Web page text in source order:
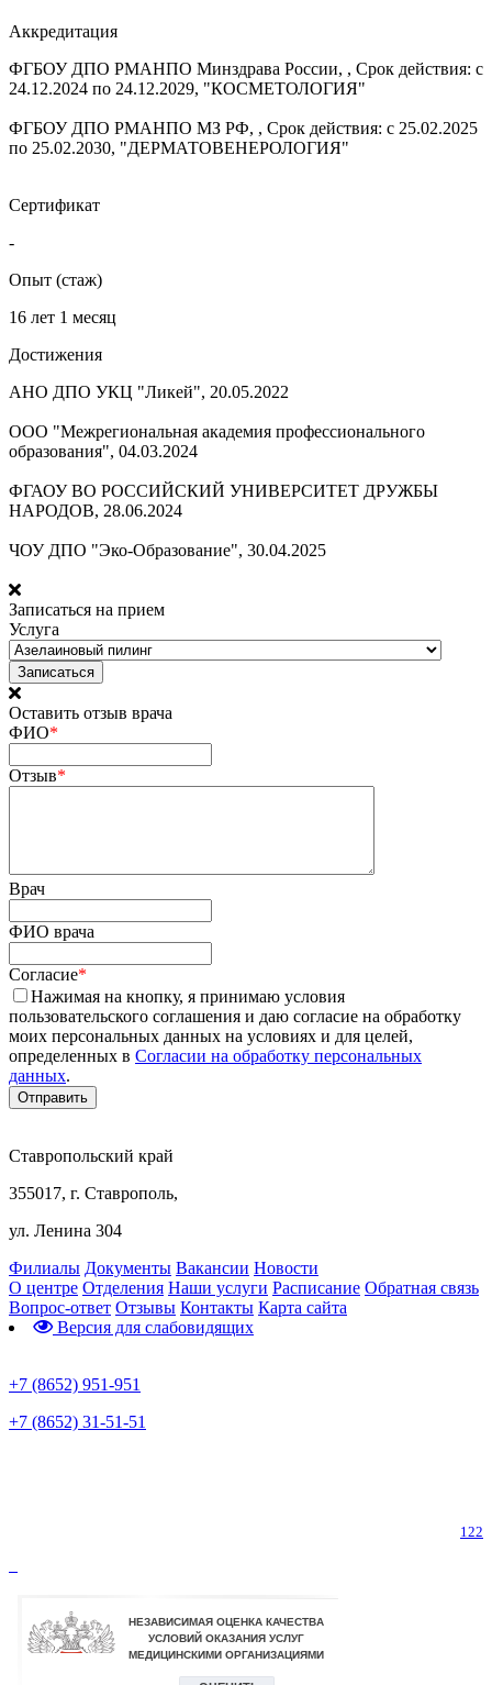
Аккредитация
ФГБОУ ДПО РМАНПО Минздрава России, , Срок действия: с
24.12.2024 по 24.12.2029, "КОСМЕТОЛОГИЯ"
ФГБОУ ДПО РМАНПО МЗ РФ, , Срок действия: с 25.02.2025
по 25.02.2030, "ДЕРМАТОВЕНЕРОЛОГИЯ"
Сертификат
-
Опыт (стаж)
16 лет 1 месяц
Достижения
АНО ДПО УКЦ "Ликей", 20.05.2022
ООО "Межрегиональная академия профессионального
образования", 04.03.2024
ФГАОУ ВО РОССИЙСКИЙ УНИВЕРСИТЕТ ДРУЖБЫ
НАРОДОВ, 28.06.2024
ЧОУ ДПО "Эко-Образование", 30.04.2025
Записаться на прием
Услуга
Оставить отзыв врача
ФИО*
Отзыв*
Врач
ФИО врача
Согласие*
Нажимая на кнопку, я принимаю условия
пользовательского соглашения и даю согласие на обработку
моих персональных данных на условиях и для целей,
определенных в Согласии на обработку персональных
данных.
Ставропольский край
355017, г. Ставрополь,
ул. Ленина 304
Филиалы Документы Вакансии Новости
О центре Отделения Наши услуги Расписание Обратная связь
Вопрос-ответ Отзывы Контакты Карта сайта
Версия для слабовидящих
+7 (8652) 951-951
+7 (8652) 31-51-51
122